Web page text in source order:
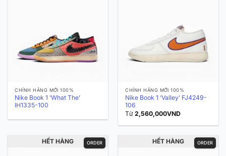
CHÍNH HÃNG MỚI 100%
Nike Book 1 ‘What The’
IH1335-100
CHÍNH HÃNG MỚI 100%
Nike Book 1 ‘Valley’ FJ4249-
106
Từ2,560,000VND
ORDER
HẾT HÀNG ORDER
HẾT HÀNG